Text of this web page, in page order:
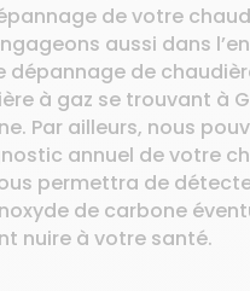
de votre
aussi dans
dépannage de
à gaz se trouvant à
Par ailleurs, nous
annuel de votre
permettra de
de carbone
nuire à votre santé.